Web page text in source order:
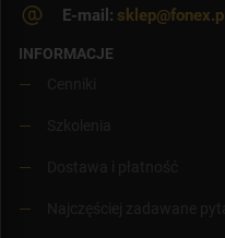
E-mail: sklep@fonex.pl
INFORMACJE